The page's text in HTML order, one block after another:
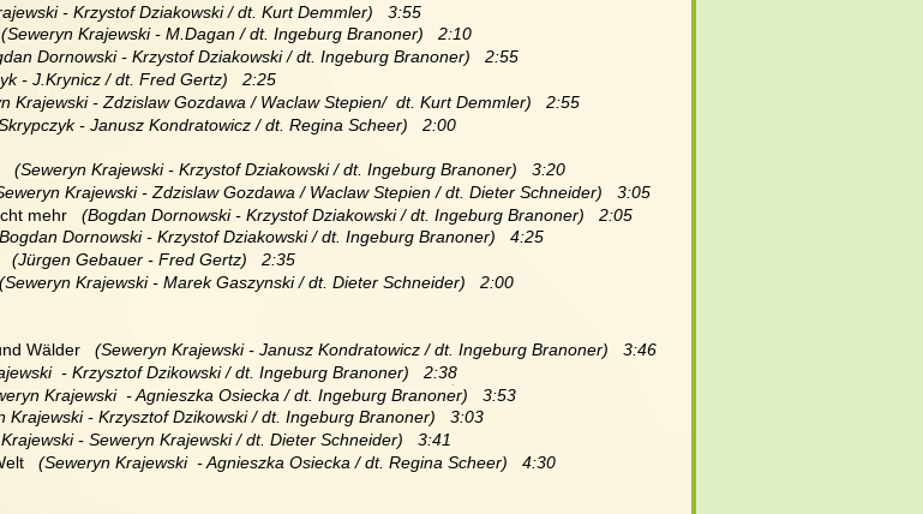
- Krzystof Dziakowski / dt. Kurt Demmler)   3:55
(Seweryn Krajewski - M.Dagan / dt. Ingeburg Branoner)   2:10
Dornowski - Krzystof Dziakowski / dt. Ingeburg Branoner)   2:55
- J.Krynicz / dt. Fred Gertz)   2:25
Krajewski - Zdzislaw Gozdawa / Waclaw Stepien/  dt. Kurt Demmler)   2:55
Skrypczyk - Janusz Kondratowicz / dt. Regina Scheer)   2:00
(Seweryn Krajewski - Krzystof Dziakowski / dt. Ingeburg Branoner)   3:20
Krajewski - Zdzislaw Gozdawa / Waclaw Stepien / dt. Dieter Schneider)   3:05
mehr
  (Bogdan Dornowski - Krzystof Dziakowski / dt. Ingeburg Branoner)   2:05
Dornowski - Krzystof Dziakowski / dt. Ingeburg Branoner)   4:25
(Jürgen Gebauer - Fred Gertz)   2:35
(Seweryn Krajewski - Marek Gaszynski / dt. Dieter Schneider)   2:00
Wälder
   (Seweryn Krajewski - Janusz Kondratowicz / dt. Ingeburg Branoner)   3:46
- Krzysztof Dzikowski / dt. Ingeburg Branoner)   2:38
Krajewski  - Agnieszka Osiecka / dt. Ingeburg Branoner)   3:53
Krajewski - Krzysztof Dzikowski / dt. Ingeburg Branoner)   3:03
- Seweryn Krajewski / dt. Dieter Schneider)   3:41
(Seweryn Krajewski  - Agnieszka Osiecka / dt. Regina Scheer)   4:30